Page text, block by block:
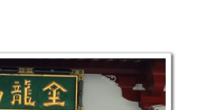
適，